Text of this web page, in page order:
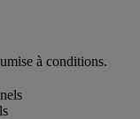
à conditions.